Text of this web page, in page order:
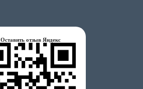
Оставить отзыв Яндекс